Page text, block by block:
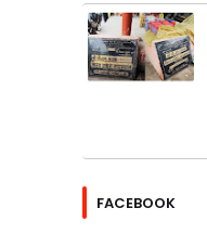
FACEBOOK